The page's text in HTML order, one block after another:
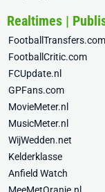
Realtimes |
FootballTransfers.com
FootballCritic.com
FCUpdate.nl
GPFans.com
MovieMeter.nl
MusicMeter.nl
WijWedden.net
Kelderklasse
Anfield Watch